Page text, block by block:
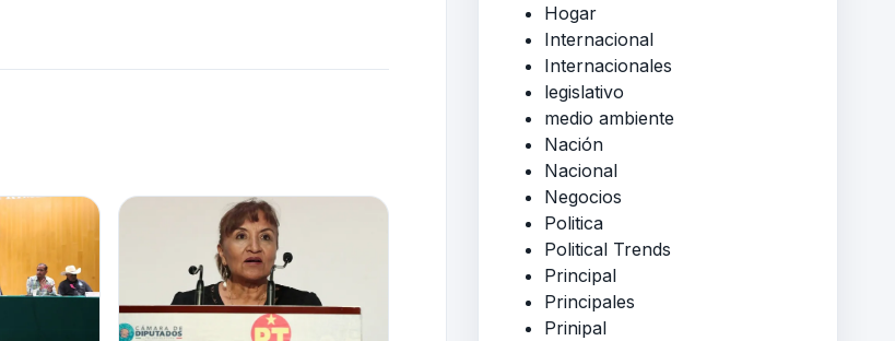
Hogar
Internacional
Internacionales
legislativo
medio ambiente
Nación
Nacional
Negocios
Politica
Political Trends
Principal
Principales
Prinipal